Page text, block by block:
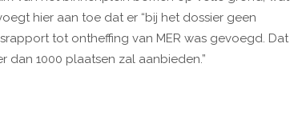
hier aan toe dat er “bij het dossier geen
tot ontheffing van MER was gevoegd. Dat
1000 plaatsen zal aanbieden.”